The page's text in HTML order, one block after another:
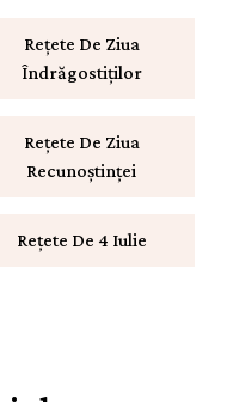
Rețete De Ziua
Îndrăgostiților
Rețete De Ziua
Recunoștinței
Rețete De 4 Iulie